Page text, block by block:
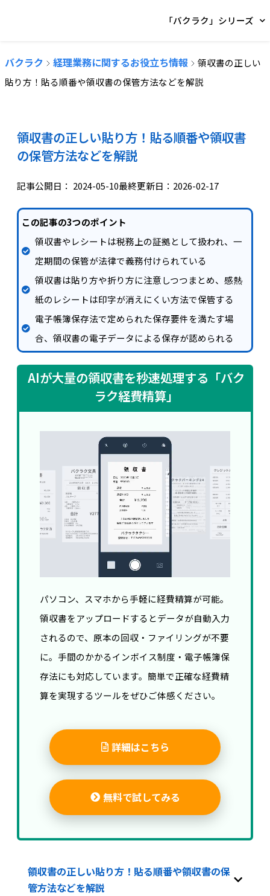
「バクラク」シリーズ
バクラク 経理業務に関するお役立ち情報
領収書の正しい
貼り方！貼る順番や領収書の保管方法などを解説
領収書の正しい貼り方！貼る順番や領収書
の保管方法などを解説
記事公開日： 2024-05-10最終更新日：2026-02-17
この記事の3つのポイント
領収書やレシートは税務上の証拠として扱われ、一
定期間の保管が法律で義務付けられている
領収書は貼り方や折り方に注意しつつまとめ、感熱
紙のレシートは印字が消えにくい方法で保管する
電子帳簿保存法で定められた保存要件を満たす場
合、領収書の電子データによる保存が認められる
AIが大量の領収書を秒速処理する「バク
ラク経費精算」
パソコン、スマホから手軽に経費精算が可能。
領収書をアップロードするとデータが自動入力
されるので、原本の回収・ファイリングが不要
に。手間のかかるインボイス制度・電子帳簿保
存法にも対応しています。簡単で正確な経費精
算を実現するツールをぜひご体感ください。
詳細はこちら
無料で試してみる
領収書の正しい貼り方！貼る順番や領収書の保
管方法などを解説